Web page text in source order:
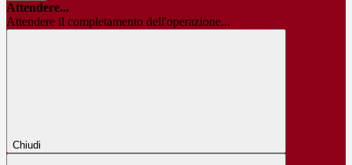
Attendere...
Attendere il completamento dell'operazione...
Chiudi